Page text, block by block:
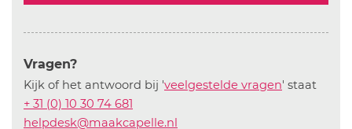
Vragen?
Kijk of het antwoord bij 'veelgestelde vragen' staat
+ 31 (0) 10 30 74 681
helpdesk@maakcapelle.nl